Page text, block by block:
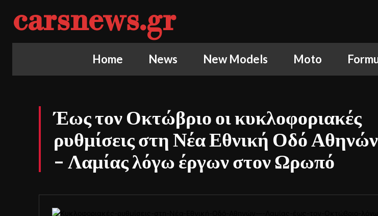
carsnews.gr
Home News New Models Moto
Έως τον Οκτώβριο οι κυκλοφοριακές
ρυθμίσεις στη Νέα Εθνική Οδό Αθηνών
– Λαμίας λόγω έργων στον Ωρωπό